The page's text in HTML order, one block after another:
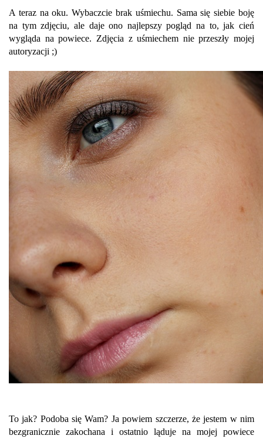
A teraz na oku. Wybaczcie brak uśmiechu. Sama się siebie boję
na tym zdjęciu, ale daje ono najlepszy pogląd na to, jak cień
wygląda na powiece. Zdjęcia z uśmiechem nie przeszły mojej
autoryzacji ;)
To jak? Podoba się Wam? Ja powiem szczerze, że jestem w nim
bezgranicznie zakochana i ostatnio ląduje na mojej powiece